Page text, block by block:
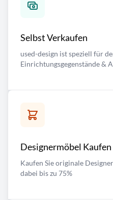
Selbst Verkaufen
used-design ist speziell für
Einrichtungsgegenstände &
Designermöbel Kaufen
Kaufen Sie originale
dabei bis zu 75%